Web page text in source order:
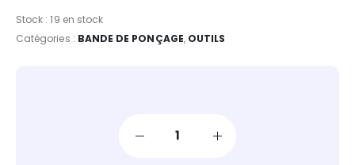
Stock :19 en stock
Catégories : BANDE DE PONÇAGE, OUTILS